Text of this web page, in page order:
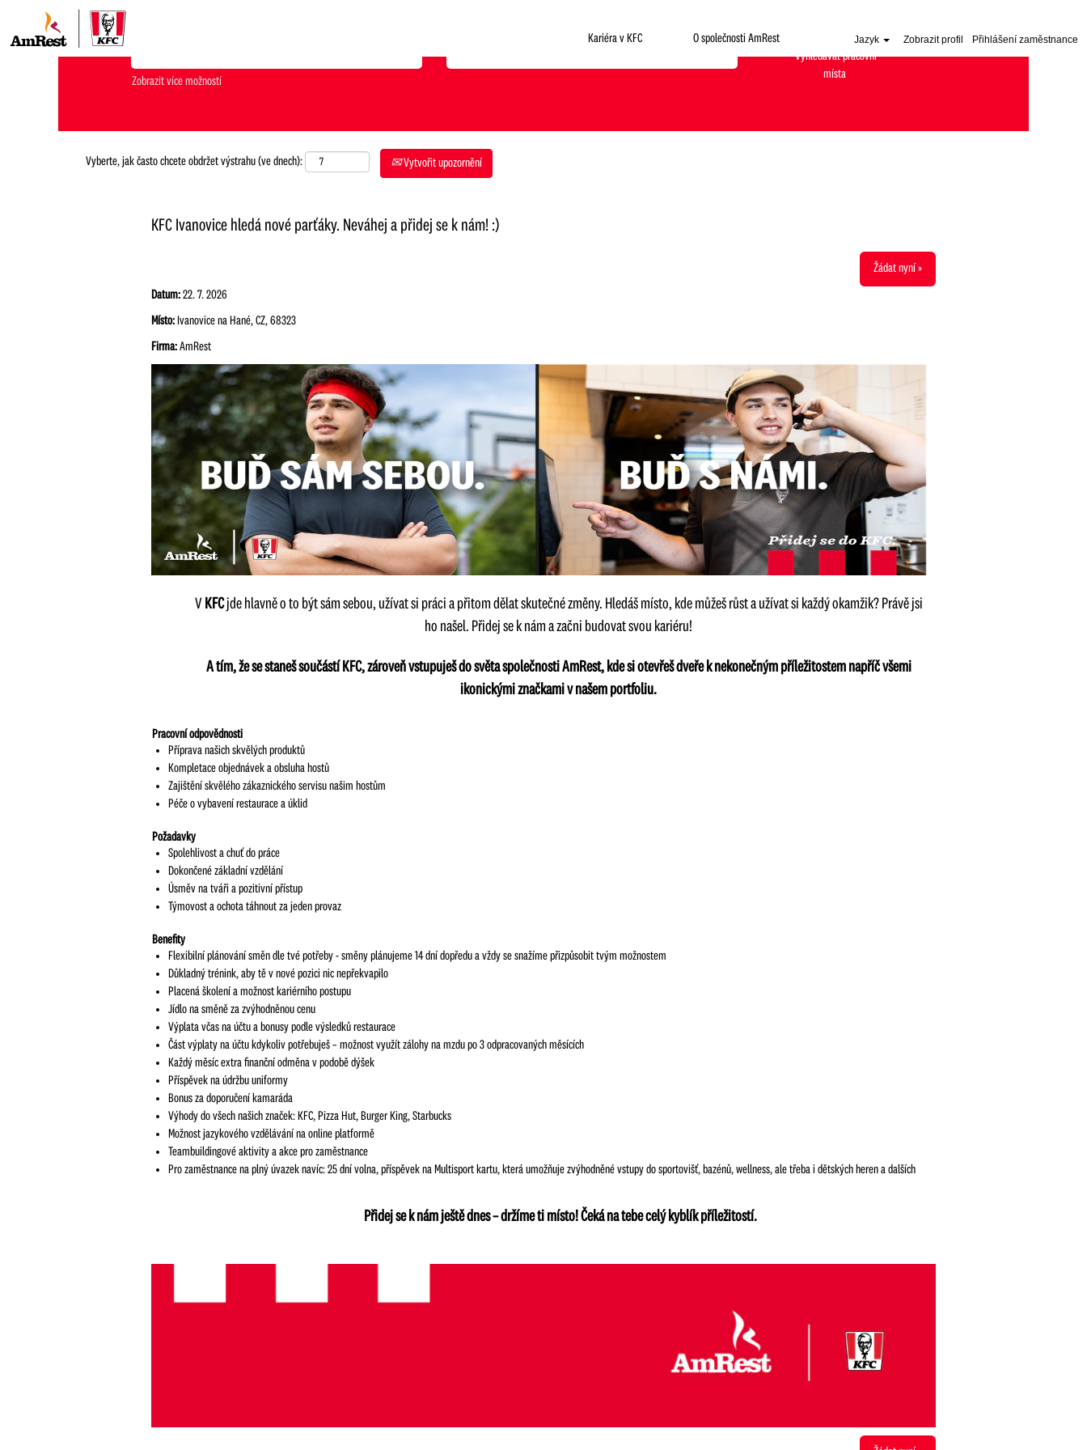
Kariéra v KFC O společnosti AmRest Jazyk Zobrazit profil Přihlášení zaměstnance
Zobrazit více možností
Vyberte, jak často chcete obdržet výstrahu (ve dnech): Vytvořit upozornění
KFC Ivanovice hledá nové parťáky. Neváhej a přidej se k nám! :)
Žádat nyní »
Datum:22. 7. 2026
Místo: Ivanovice na Hané, CZ, 68323
Firma:AmRest
V KFCjde hlavně o to být sám sebou, užívat si práci a přitom dělat skutečné změny. Hledáš místo, kde můžeš růst a užívat si každý okamžik? Právě jsi
ho našel. Přidej se k nám a začni budovat svou kariéru!
A tím, že se staneš součástí KFC, zároveň vstupuješ do světa společnosti AmRest, kde si otevřeš dveře k nekonečným příležitostem napříč všemi
ikonickými značkami v našem portfoliu.
Pracovní odpovědnosti
Příprava našich skvělých produktů
Kompletace objednávek a obsluha hostů
Zajištění skvělého zákaznického servisu našim hostům
Péče o vybavení restaurace a úklid
Požadavky
Spolehlivost a chuť do práce
Dokončené základní vzdělání
Úsměv na tváři a pozitivní přístup
Týmovost a ochota táhnout za jeden provaz
Benefity
Flexibilní plánování směn dle tvé potřeby - směny plánujeme 14 dní dopředu a vždy se snažíme přizpůsobit tvým možnostem
Důkladný trénink, aby tě v nové pozici nic nepřekvapilo
Placená školení a možnost kariérního postupu
Jídlo na směně za zvýhodněnou cenu
Výplata včas na účtu a bonusy podle výsledků restaurace
Část výplaty na účtu kdykoliv potřebuješ – možnost využít zálohy na mzdu po 3 odpracovaných měsících
Každý měsíc extra finanční odměna v podobě dýšek
Příspěvek na údržbu uniformy
Bonus za doporučení kamaráda
Výhody do všech našich značek: KFC, Pizza Hut, Burger King, Starbucks
Možnost jazykového vzdělávání na online platformě
Teambuildingové aktivity a akce pro zaměstnance
Pro zaměstnance na plný úvazek navíc: 25 dní volna, příspěvek na Multisport kartu, která umožňuje zvýhodněné vstupy do sportovišť, bazénů, wellness, ale třeba i dětských heren a dalších
Přidej se k nám ještě dnes – držíme ti místo! Čeká na tebe celý kyblík příležitostí.